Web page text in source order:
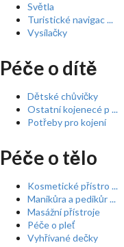
Světla
Turistické navigac ...
Vysílačky
Péče o dítě
Dětské chůvičky
Ostatní kojenecé p ...
Potřeby pro kojení
Péče o tělo
Kosmetické přístro ...
Manikůra a pedikůr ...
Masážní přístroje
Péče o pleť
Vyhřívané dečky